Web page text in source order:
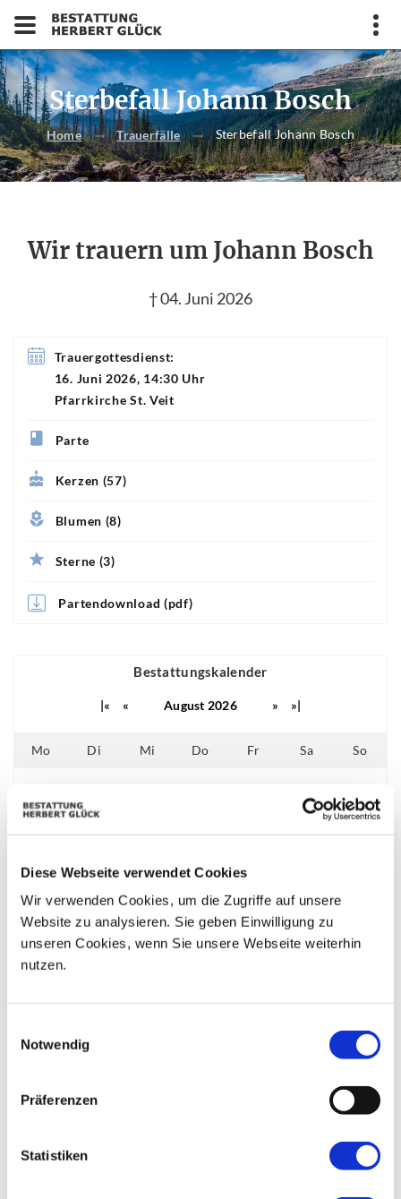
Diese Webseite verwendet Cookies
Wir verwenden Cookies, um die Zugriffe auf unsere
Website zu analysieren. Sie geben Einwilligung zu
unseren Cookies, wenn Sie unsere Webseite weiterhin
nutzen.
Notwendig
Präferenzen
Statistiken
Sterbefall Johann Bosch
Home Trauerfälle Sterbefall Johann Bosch
Wir trauern um Johann Bosch
† 04. Juni 2026
Trauergottesdienst:
16. Juni 2026, 14:30 Uhr
Pfarrkirche St. Veit
Parte
Kerzen (57)
Blumen (8)
Sterne (3)
Partendownload (pdf)
Bestattungskalender
|« « August 2026 » »|
Mo Di Mi Do Fr Sa So
03 04 05 06 07 08 09
10 11 12 13 14
17 19 21
24 25 26 27 28 29 30